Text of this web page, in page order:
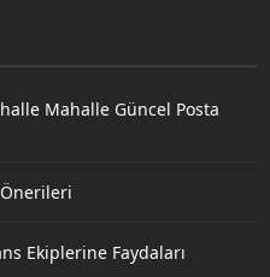
Mahalle Güncel Posta
Ekiplerine Faydaları